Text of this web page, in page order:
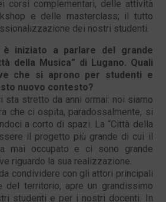
corsi complementari, delle attività
e delle masterclass; il tutto
dei nostri studenti.
è iniziato a parlare del grande
della Musica” di Lugano. Quali
che si aprono per studenti e
nuovo contesto?
sta stretto da anni ormai: noi siamo
che ci ospita, paradossalmente, si
a corto di spazi. La “Città della
il progetto più grande di cui il
mai occupato e ci sono grande
riguardo la sua realizzazione.
condividere con gli attori principali
del territorio, apre un grandissimo
studenti e per i nostri docenti. In